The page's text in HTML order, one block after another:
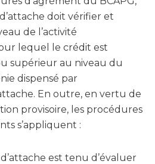
doit vérifier et
de l’activité
lequel le crédit est
supérieur au niveau du
dispensé par
En outre, en vertu de
provisoire, les procédures
s’appliquent :
est tenu d’évaluer